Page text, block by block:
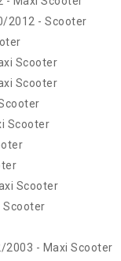
2012 - Scooter
Scooter
Scooter
Scooter
Scooter
Scooter
2003 - Maxi Scooter